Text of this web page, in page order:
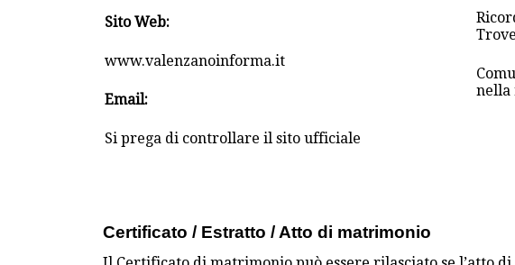
Sito Web:
www.valenzanoinforma.it
Email:
Si prega di controllare il sito ufficiale
nella
Certificato / Estratto / Atto di matrimonio